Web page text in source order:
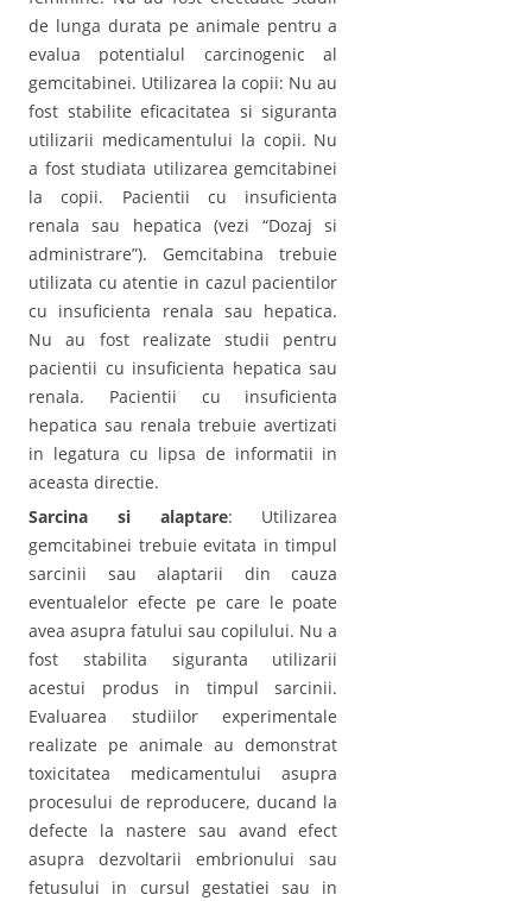
de lunga durata pe animale pentru a
evalua potentialul carcinogenic al
gemcitabinei. Utilizarea la copii: Nu au
fost stabilite eficacitatea si siguranta
utilizarii medicamentului la copii. Nu
a fost studiata utilizarea gemcitabinei
la copii. Pacientii cu insuficienta
renala sau hepatica (vezi “Dozaj si
administrare”). Gemcitabina trebuie
utilizata cu atentie in cazul pacientilor
cu insuficienta renala sau hepatica.
Nu au fost realizate studii pentru
pacientii cu insuficienta hepatica sau
renala. Pacientii cu insuficienta
hepatica sau renala trebuie avertizati
in legatura cu lipsa de informatii in
aceasta directie.
Sarcina si alaptare: Utilizarea
gemcitabinei trebuie evitata in timpul
sarcinii sau alaptarii din cauza
eventualelor efecte pe care le poate
avea asupra fatului sau copilului. Nu a
fost stabilita siguranta utilizarii
acestui produs in timpul sarcinii.
Evaluarea studiilor experimentale
realizate pe animale au demonstrat
toxicitatea medicamentului asupra
procesului de reproducere, ducand la
defecte la nastere sau avand efect
asupra dezvoltarii embrionului sau
fetusului in cursul gestatiei sau in